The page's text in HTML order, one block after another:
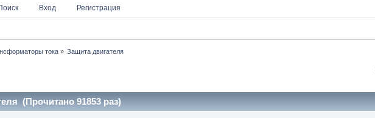
Вход Регистрация
тока » Защита двигателя
(Прочитано 91853 раз)